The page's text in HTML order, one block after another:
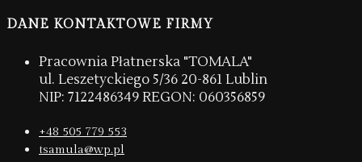
DANE KONTAKTOWE FIRMY
Pracownia Płatnerska "TOMALA"
ul. Leszetyckiego 5/36 20-861 Lublin
NIP: 7122486349 REGON: 060356859
+48 505 779 553
tsamula@wp.pl